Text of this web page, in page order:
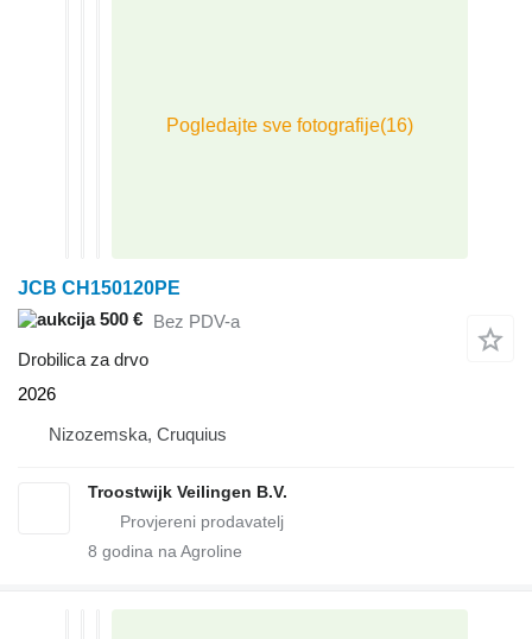
JCB CH150120PE
500 € Bez PDV-a
Drobilica za drvo
2026
Nizozemska, Cruquius
Troostwijk Veilingen B.V.
8 godina na Agroline